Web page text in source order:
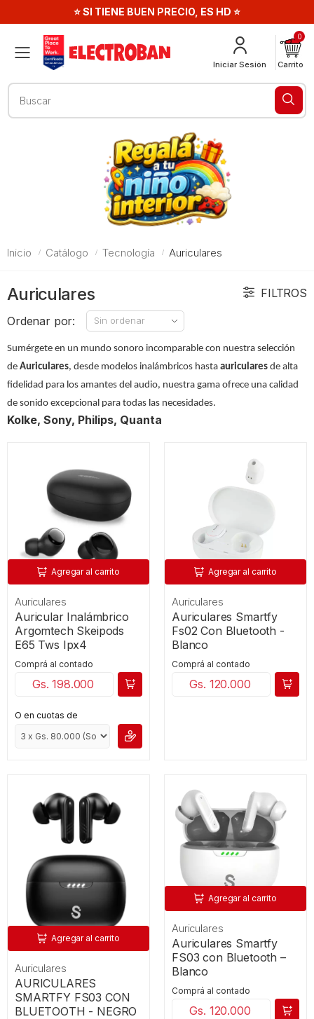
⭐ SI TIENE BUEN PRECIO, ES HD ⭐
Menú
Buscar
Iniciar Sesión
0
Carrito
Inicio Catálogo Tecnología Auriculares
Auriculares
FILTROS
Ordenar por:
Sumérgete en un mundo sonoro incomparable con nuestra selección
de Auriculares, desde modelos inalámbricos hasta auriculares de alta
fidelidad para los amantes del audio, nuestra gama ofrece una calidad
de sonido excepcional para todas las necesidades.
Kolke, Sony, Philips, Quanta
Agregar al carrito
Auriculares
Auricular Inalámbrico
Argomtech Skeipods
E65 Tws Ipx4
Comprá al contado
Gs. 198.000
O en cuotas de
Agregar al carrito
Auriculares
Auriculares Smartfy
Fs02 Con Bluetooth -
Blanco
Comprá al contado
Gs. 120.000
Agregar al carrito
Auriculares
AURICULARES
SMARTFY FS03 CON
BLUETOOTH - NEGRO
Agregar al carrito
Auriculares
Auriculares Smartfy
FS03 con Bluetooth –
Blanco
Comprá al contado
Gs. 120.000